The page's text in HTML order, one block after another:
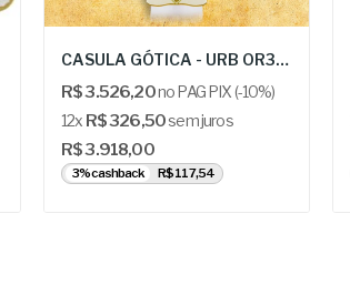
CASULA GÓTICA - URB OR33/2/26
R$ 3.526,20no PAG PIX (-10%)
12x R$ 326,50sem juros
R$ 3.918,00
3% cashback R$ 117,54